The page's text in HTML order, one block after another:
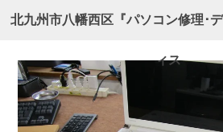
北九州市八幡西区『パソコン修理･
ィス